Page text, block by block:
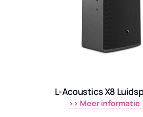
L-Acoustics X8
>> Meer informatie